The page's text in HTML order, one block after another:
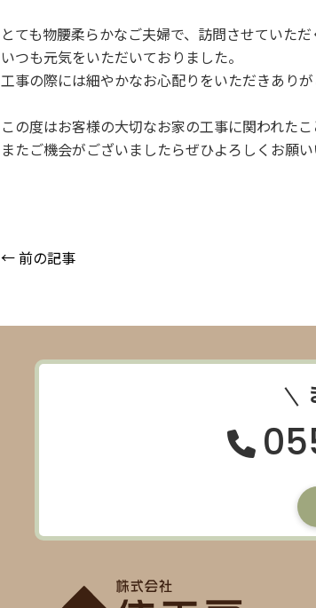
とても物腰柔らかなご夫婦で、訪問させていただ
いつも元気をいただいておりました。
工事の際には細やかなお心配りをいただきありが
この度はお客様の大切なお家の工事に関われた
またご機会がございましたらぜひよろしくお願い
← 前の記事